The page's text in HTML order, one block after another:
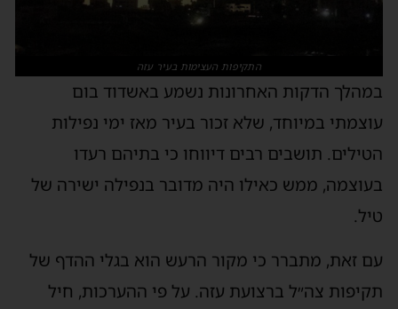
התקיפות העצימות בעיר עזה
במהלך הדקות האחרונות נשמע באשדוד בום
עוצמתי במיוחד, שלא זכור בעיר מאז ימי נפילות
הטילים. תושבים רבים דיווחו כי בתיהם רעדו
בעוצמה, ממש כאילו היה מדובר בנפילה ישירה של
טיל.
עם זאת, מתברר כי מקור הרעש הוא בגלי ההדף של
תקיפות צה״ל ברצועת עזה. על פי ההערכות, חיל